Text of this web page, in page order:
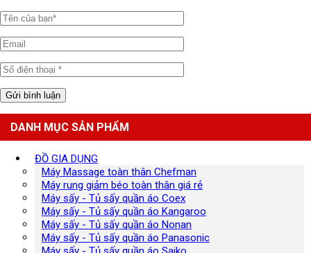
DANH MỤC SẢN PHẨM
ĐỒ GIA DỤNG
Máy Massage toàn thân Chefman
Máy rung giảm béo toàn thân giá rẻ
Máy sấy - Tủ sấy quần áo Coex
Máy sấy - Tủ sấy quần áo Kangaroo
Máy sấy - Tủ sấy quần áo Nonan
Máy sấy - Tủ sấy quần áo Panasonic